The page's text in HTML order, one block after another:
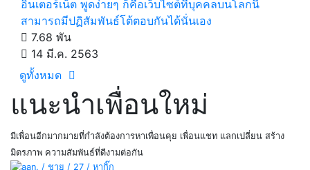
อินเตอร์เน็ต พูดง่ายๆ ก็คือเว็บไซต์ที่บุคคลบนโลกนี้
สามารถมีปฏิสัมพันธ์โต้ตอบกันได้นั่นเอง
7.68 พัน
14 มี.ค. 2563
ดูทั้งหมด
แนะนำเพื่อนใหม่
มีเพื่อนอีกมากมายที่กำลังต้องการหาเพื่อนคุย เพื่อนแชท แลกเปลี่ยน สร้าง
มิตรภาพ ความสัมพันธ์ที่ดีงามต่อกัน